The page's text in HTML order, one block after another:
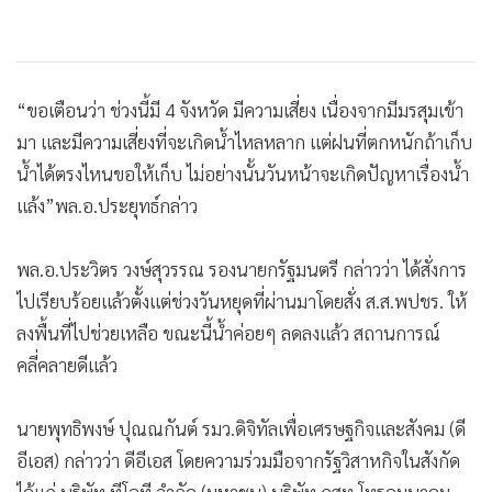
“ขอเตือนว่า ช่วงนี้มี 4 จังหวัด มีความเสี่ยง เนื่องจากมีมรสุมเข้า
มา และมีความเสี่ยงที่จะเกิดน้ำไหลหลาก แต่ฝนที่ตกหนักถ้าเก็บ
น้ำได้ตรงไหนขอให้เก็บ ไม่อย่างนั้นวันหน้าจะเกิดปัญหาเรื่องน้ำ
แล้ง”พล.อ.ประยุทธ์กล่าว
พล.อ.ประวิตร วงษ์สุวรรณ รองนายกรัฐมนตรี กล่าวว่า ได้สั่งการ
ไปเรียบร้อยแล้วตั้งแต่ช่วงวันหยุดที่ผ่านมาโดยสั่ง ส.ส.พปชร. ให้
ลงพื้นที่ไปช่วยเหลือ ขณะนี้น้ำค่อยๆ ลดลงแล้ว สถานการณ์
คลี่คลายดีแล้ว
นายพุทธิพงษ์ ปุณณกันต์ รมว.ดิจิทัลเพื่อเศรษฐกิจและสังคม (ดี
อีเอส) กล่าวว่า ดีอีเอส โดยความร่วมมือจากรัฐวิสาหกิจในสังกัด